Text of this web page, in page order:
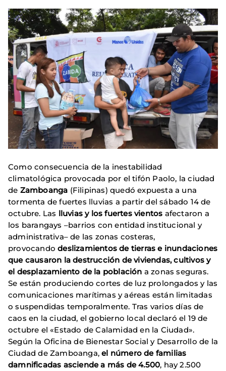
Como consecuencia de la inestabilidad
climatológica provocada por el tifón Paolo, la ciudad
de Zamboanga (Filipinas) quedó expuesta a una
tormenta de fuertes lluvias a partir del sábado 14 de
octubre. Las lluvias y los fuertes vientos afectaron a
los barangays –barrios con entidad institucional y
administrativa– de las zonas costeras,
provocandodeslizamientos de tierras e inundaciones
que causaron la destrucción de viviendas, cultivos y
el desplazamiento de la población a zonas seguras.
Se están produciendo cortes de luz prolongados y las
comunicaciones marítimas y aéreas están limitadas
o suspendidas temporalmente. Tras varios días de
caos en la ciudad, el gobierno local declaró el 19 de
octubre el «Estado de Calamidad en la Ciudad».
Según la Oficina de Bienestar Social y Desarrollo de la
Ciudad de Zamboanga,el número de familias
damnificadas asciende a más de 4.500, hay 2.500